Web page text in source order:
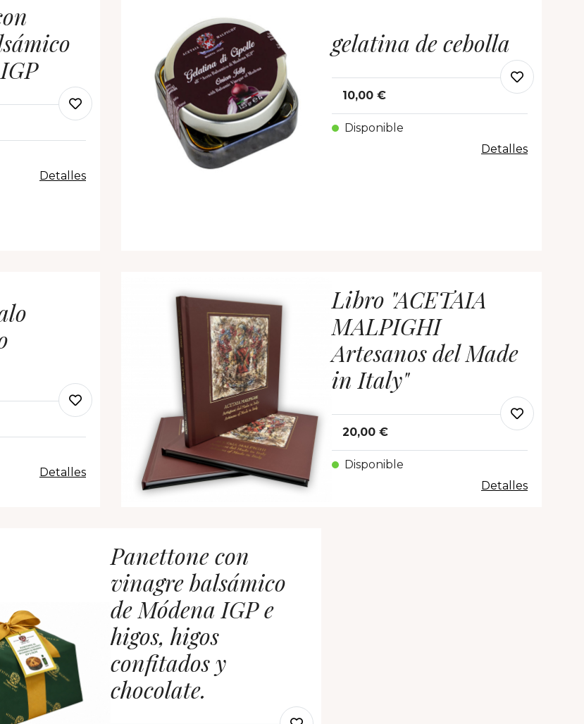
Detalles
gelatina de cebolla
10,00 €
Disponible
Detalles
Detalles
Libro "ACETAIA
MALPIGHI
Artesanos del Made
in Italy"
20,00 €
Disponible
Detalles
Panettone con
vinagre balsámico
de Módena IGP e
higos, higos
confitados y
chocolate.